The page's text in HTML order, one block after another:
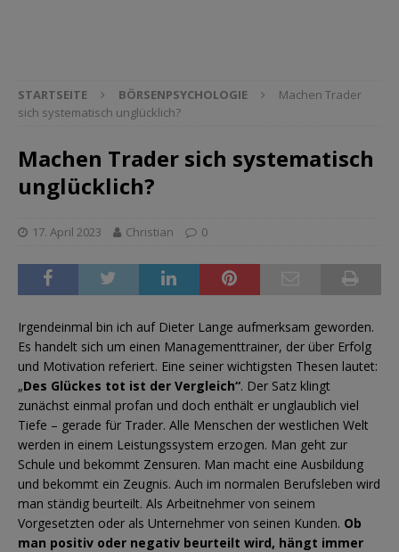
STARTSEITE BÖRSENPSYCHOLOGIE
Machen Trader
sich systematisch unglücklich?
Machen Trader sich systematisch
unglücklich?
17. April 2023 Christian 0
Irgendeinmal bin ich auf Dieter Lange aufmerksam geworden.
Es handelt sich um einen Managementtrainer, der über Erfolg
und Motivation referiert. Eine seiner wichtigsten Thesen lautet:
„Des Glückes tot ist der Vergleich“. Der Satz klingt
zunächst einmal profan und doch enthält er unglaublich viel
Tiefe – gerade für Trader. Alle Menschen der westlichen Welt
werden in einem Leistungssystem erzogen. Man geht zur
Schule und bekommt Zensuren. Man macht eine Ausbildung
und bekommt ein Zeugnis. Auch im normalen Berufsleben wird
man ständig beurteilt. Als Arbeitnehmer von seinem
Vorgesetzten oder als Unternehmer von seinen Kunden. Ob
man positiv oder negativ beurteilt wird, hängt immer